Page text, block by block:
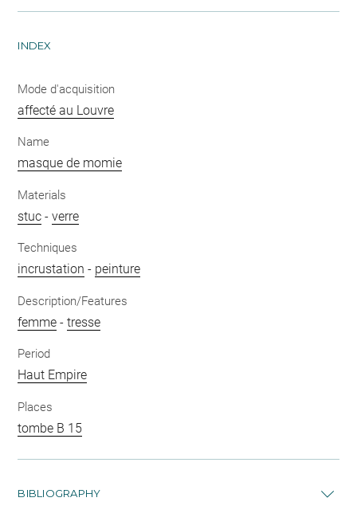
INDEX
Mode d'acquisition
affecté au Louvre
Name
masque de momie
Materials
stuc -verre
Techniques
incrustation - peinture
Description/Features
femme -tresse
Period
Haut Empire
Places
tombe B 15
BIBLIOGRAPHY